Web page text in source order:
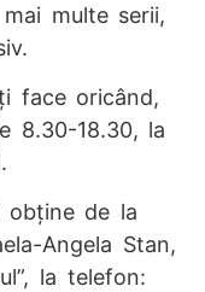
multe serii,
face oricând,
8.30-18.30, la
obţine de la
Angela Stan,
la telefon: